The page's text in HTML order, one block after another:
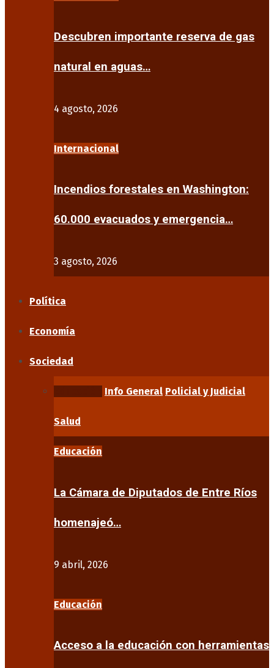
Descubren importante reserva de gas
natural en aguas…
4 agosto, 2026
Internacional
Incendios forestales en Washington:
60.000 evacuados y emergencia…
3 agosto, 2026
Política
Economía
Sociedad
Info General Policial y Judicial
Salud
Educación
La Cámara de Diputados de Entre Ríos
homenajeó…
9 abril, 2026
Educación
Acceso a la educación con herramientas